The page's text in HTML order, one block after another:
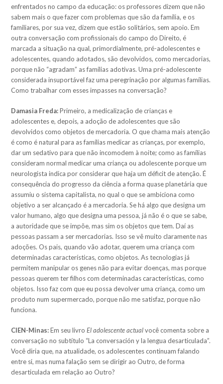
enfrentados no campo da educação: os professores dizem que não
sabem mais o que fazer com problemas que são da família, e os
familiares, por sua vez, dizem que estão solitários, sem apoio. Em
outra conversação com profissionais do campo do Direito, é
marcada a situação na qual, primordialmente, pré-adolescentes e
adolescentes, quando adotados, são devolvidos, como mercadorias,
porque não “agradam” as famílias adotivas. Uma pré-adolescente
considerada insuportável faz uma peregrinação por algumas famílias.
Como trabalhar com esses impasses na conversação?
Damasia Freda:Primeiro, a medicalização de crianças e
adolescentes e, depois, a adoção de adolescentes que são
devolvidos como objetos de mercadoria. O que chama mais atenção
é como é natural para as famílias medicar as crianças, por exemplo,
dar um sedativo para que não incomodem à noite; como as famílias
consideram normal medicar uma criança ou adolescente porque um
neurologista indica por considerar que haja um déficit de atenção. É
consequência do progresso da ciência a forma quase planetária que
assumiu o sistema capitalista, no qual o que se ambiciona como
objetivo a ser alcançado é a mercadoria. Se há algo que designa um
valor humano, algo que designa uma pessoa, já não é o que se sabe,
a autoridade que se impõe, mas sim os objetos que tem. Daí as
pessoas passam a ser mercadorias. Isso se vê muito claramente nas
adoções. Os pais, quando vão adotar, querem uma criança com
determinadas características, como objetos. As tecnologias já
permitem manipular os genes não para evitar doenças, mas porque
pessoas querem ter filhos com determinadas características, como
objetos. Isso faz com que eu possa devolver uma criança, como um
produto num supermercado, porque não me satisfaz, porque não
funciona.
CIEN-Minas:Em seu livroEl adolescente actualvocê comenta sobre a
conversação no subtítulo “La conversación y la lengua desarticulada”.
Você diria que, na atualidade, os adolescentes continuam falando
entre si, mas numa falação sem se dirigir ao Outro, de forma
desarticulada em relação ao Outro?